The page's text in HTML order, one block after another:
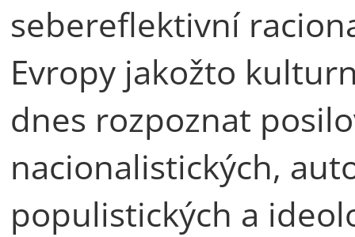
sebereflektivní
Evropy jakožto
dnes rozpoznat
nacionalistických,
populistických a